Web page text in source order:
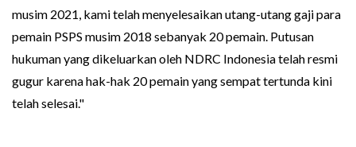
musim 2021, kami telah menyelesaikan utang-utang gaji para
pemain PSPS musim 2018 sebanyak 20 pemain. Putusan
hukuman yang dikeluarkan oleh NDRC Indonesia telah resmi
gugur karena hak-hak 20 pemain yang sempat tertunda kini
telah selesai."